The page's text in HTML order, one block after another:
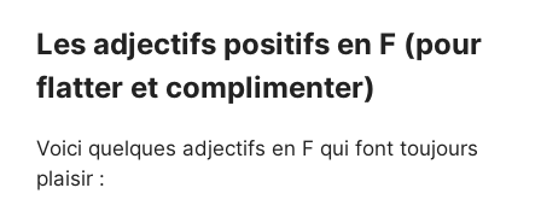
Les adjectifs positifs en F (pour
flatter et complimenter)
Voici quelques adjectifs en F qui font toujours
plaisir :